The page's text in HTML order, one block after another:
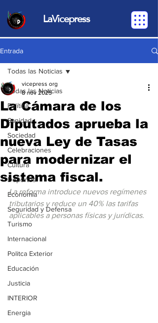
LaVicepress
Entrada
Todas las Noticias
Política
Sanidad
Sociedad
Celebraciones
Cultura
Deportes
Economia
Seguridad y Defensa
Turismo
Internacional
Politca Exterior
Educación
Justicia
INTERIOR
Energia
Todas las Noticias
La Cámara de los
Diputados aprueba la
nueva Ley de Tasas
para modernizar el
sistema fiscal.
vicepress org
8 nov 2025
La reforma introduce nuevos regímenes
tributarios y reduce un 40% las tarifas
aplicables a personas físicas y jurídicas.